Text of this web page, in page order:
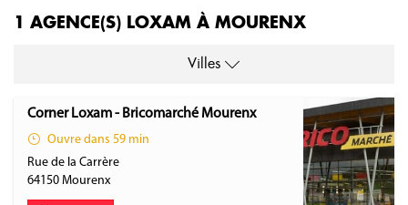
1 AGENCE(S) LOXAM À MOURENX
Villes
Corner Loxam - Bricomarché Mourenx
Ouvre dans 59 min
Rue de la Carrère
64150 Mourenx